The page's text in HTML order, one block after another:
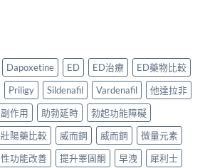
Dapoxetine ED ED治療
ED藥物比較
Priligy Sildenafil Vardenafil
他達拉非
副作用 助勃延時
勃起功能障礙
壯陽藥比較 威而鋼 威而鋼
微量元素
性功能改善 提升睪固酮 早洩 犀利士